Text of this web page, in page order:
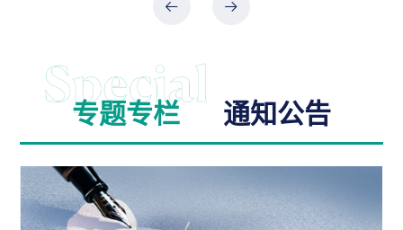
专题专栏 通知公告
政府采购项目（0747-2660SCCZD088）中标结